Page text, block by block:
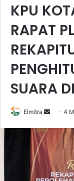
KPU
RAPAT
SUARA
Elmitra
Send
email
4